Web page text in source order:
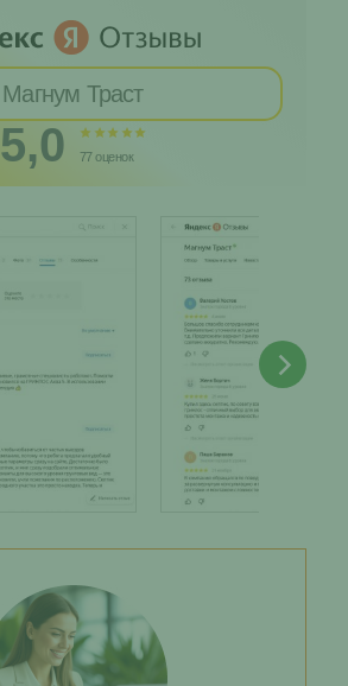
Магнум Траст
5,0 77 оценок